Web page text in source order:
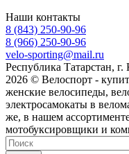
Наши контакты
8 (843) 250-90-96
8 (966) 250-90-96
velo-sporting@mail.ru
Республика Татарстан,
2026 © Велоспорт -
женские велосипеды,
электросамокаты в
же, в нашем
мотобуксировщики и